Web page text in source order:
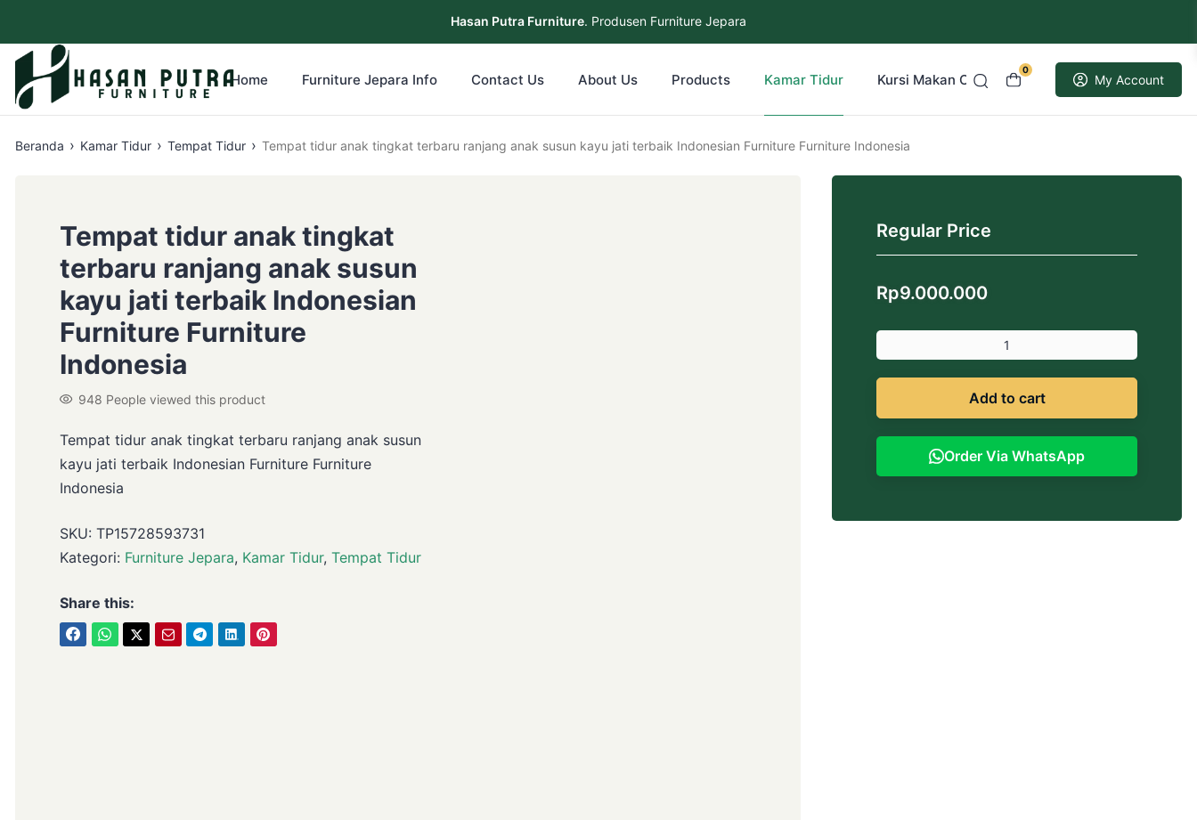
Hasan Putra Furniture. Produsen Furniture Jepara
0
My Account
Home Furniture Jepara Info Contact Us About Us Products Kamar Tidur Kursi Makan Cafe Resto Kusen Pintu Jati
Beranda › Kamar Tidur › Tempat Tidur › Tempat tidur anak tingkat terbaru ranjang anak susun kayu jati terbaik Indonesian Furniture Furniture Indonesia
Tempat tidur anak tingkat
terbaru ranjang anak susun
kayu jati terbaik Indonesian
Furniture Furniture
Indonesia
948 People viewed this product
Tempat tidur anak tingkat terbaru ranjang anak susun
kayu jati terbaik Indonesian Furniture Furniture
Indonesia
SKU: TP15728593731
Kategori: Furniture Jepara, Kamar Tidur, Tempat Tidur
Share this:
Regular Price
Rp9.000.000
Add to cart
Order Via WhatsApp